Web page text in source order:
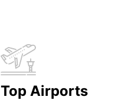
Top Airports